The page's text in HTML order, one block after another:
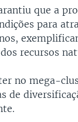
que a
para
recursos
no mega-
de